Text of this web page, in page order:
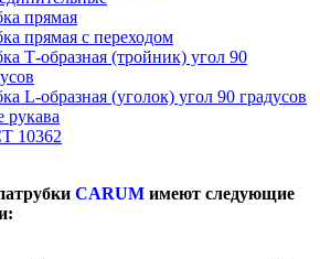
прямая
прямая с переходом
Т-образная (тройник) угол 90
L-образная (уголок) угол 90 градусов
рукава
10362
CARUM имеют следующие